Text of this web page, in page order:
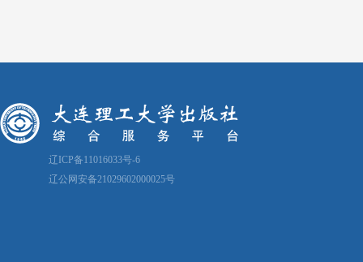
辽ICP备11016033号-6
辽公网安备21029602000025号